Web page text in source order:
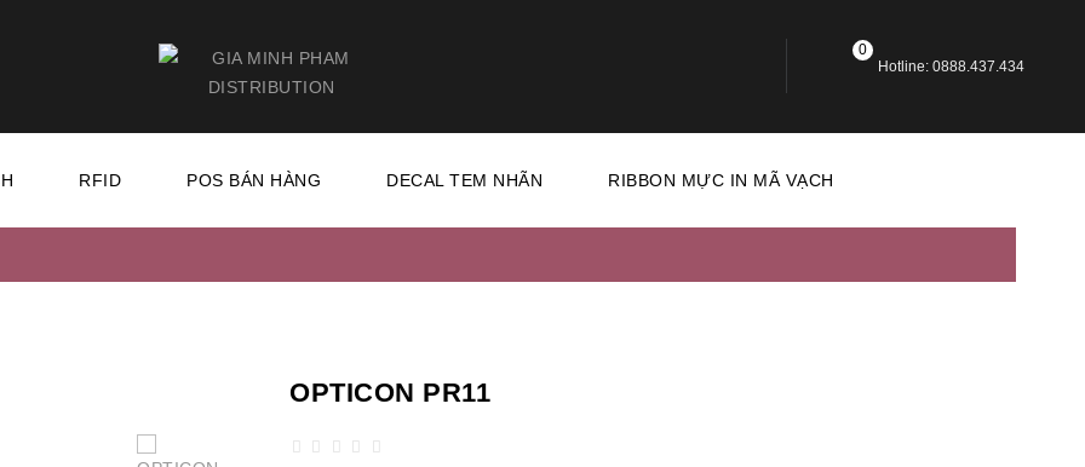
Hotline: 0888.437.434
0
RFID POS BÁN HÀNG DECAL TEM NHÃN RIBBON MỰC IN MÃ VẠCH
OPTICON PR11